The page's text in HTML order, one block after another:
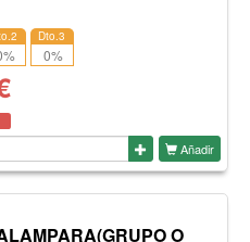
%
Dto.3
0%
Añadir
O